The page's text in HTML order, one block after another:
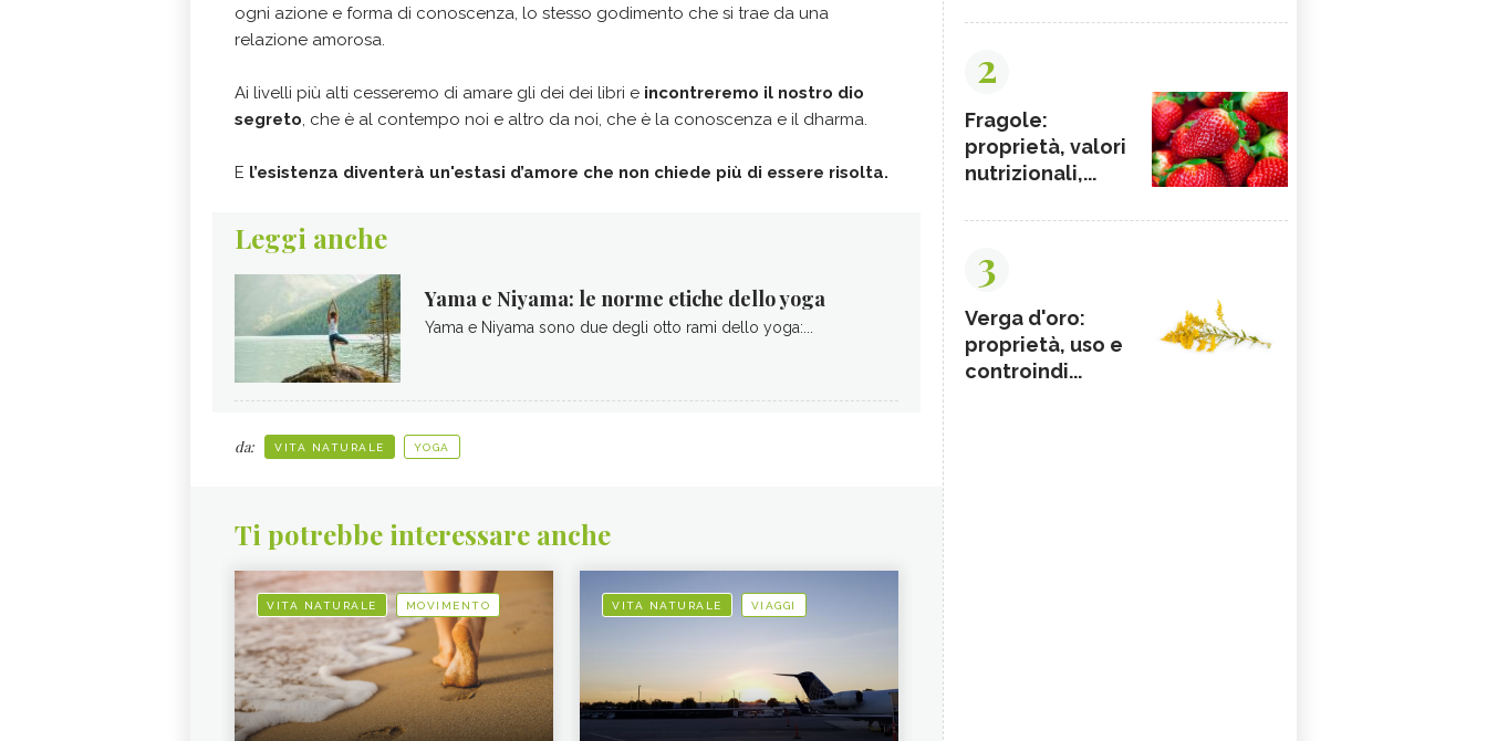
ogni azione e forma di conoscenza, lo stesso godimento che si trae da una
relazione amorosa.
Ai livelli più alti cesseremo di amare gli dei dei libri e incontreremo il nostro dio
segreto, che è al contempo noi e altro da noi, che è la conoscenza e il dharma.
E l’esistenza diventerà un'estasi d’amore che non chiede più di essere risolta.
Leggi anche
Yama e Niyama: le norme etiche dello yoga
Yama e Niyama sono due degli otto rami dello yoga:...
da: VITA NATURALE YOGA
Ti potrebbe interessare anche
VITA NATURALE MOVIMENTO VITA NATURALE VIAGGI
2
Fragole:
proprietà, valori
nutrizionali,...
3
Verga d'oro:
proprietà, uso e
controindi...